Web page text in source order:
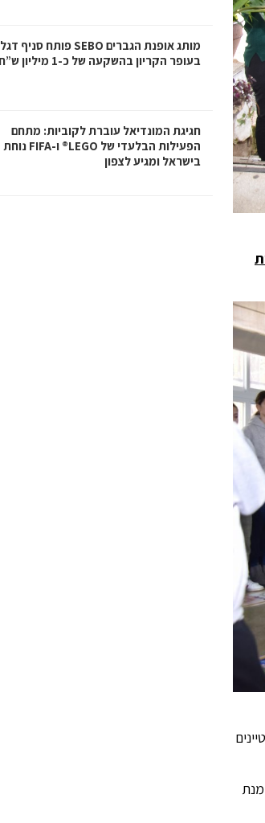
מותג אופנת הגברים SEBO פותח סניף דגל
בעופר הקריון בהשקעה של כ-1 מיליון ש”ח
חגיגת המונדיאל עוברת לקוביות: מתחם
הפעילות הבלעדי של LEGO® ו-FIFA נוחת
בישראל ומגיע לצפון